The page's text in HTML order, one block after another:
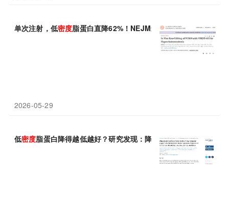
单次注射，低密度脂蛋白直降62%！NEJM最新：打一针管18个
2026-05-29
低密度脂蛋白降得越低越好？研究发现：降得太低，或可增加脑出